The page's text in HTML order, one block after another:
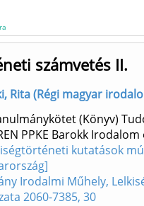
számvetés II.
Rita (Régi magyar
(Könyv)
PPKE Barokk
kutatások
Irodalmi Műhely,
2060-7385, 30